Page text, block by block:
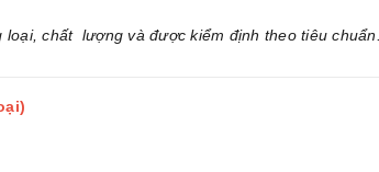
loại, chất lượng và được kiểm định theo tiêu